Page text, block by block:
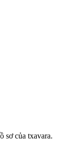
sơ của txavara.